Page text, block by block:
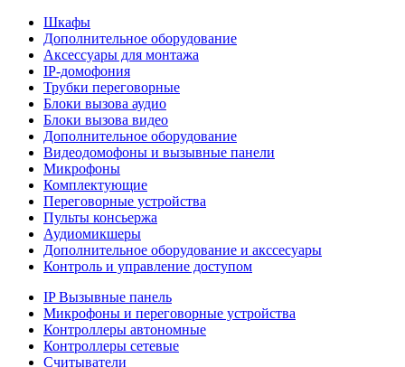
Шкафы
Дополнительное оборудование
Аксессуары для монтажа
IP-домофония
Трубки переговорные
Блоки вызова аудио
Блоки вызова видео
Дополнительное оборудование
Видеодомофоны и вызывные панели
Микрофоны
Комплектующие
Переговорные устройства
Пульты консьержа
Аудиомикшеры
Дополнительное оборудование и акссесуары
Контроль и управление доступом
IP Вызывные панель
Микрофоны и переговорные устройства
Контроллеры автономные
Контроллеры сетевые
Считыватели